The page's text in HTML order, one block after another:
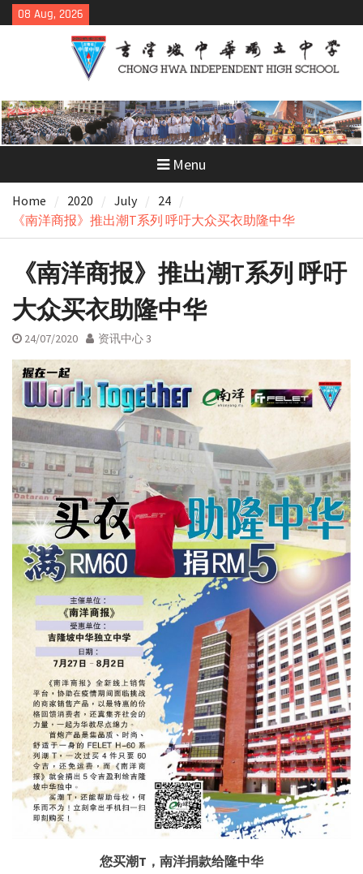
Skip
to
08 Aug, 2026
Menu
Home 2020 July
24
《南洋商报》推出潮T系列 呼吁大众买衣助隆中华
《南洋商报》推出潮T系列 呼吁
大众买衣助隆中华
24/07/2020 资讯中心 3
您买潮T，南洋捐款给隆中华